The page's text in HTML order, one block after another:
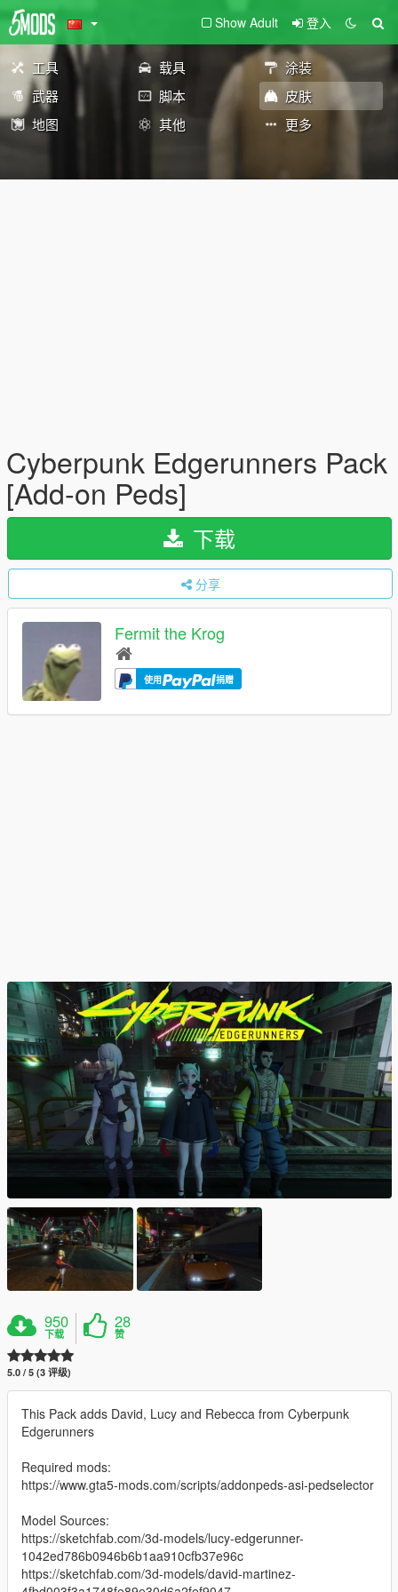
Show Adult 登入
工具 载具
涂装
武器
脚本
皮肤
地图
其他 更多
Cyberpunk Edgerunners Pack
[Add-on Peds]
下载
分享
Fermit the Krog
使用 捐赠
950
下载
28
赞
5.0 / 5 (3 评级)
This Pack adds David, Lucy and Rebecca from Cyberpunk
Edgerunners
Required mods:
https://www.gta5-mods.com/scripts/addonpeds-asi-pedselector
Model Sources:
https://sketchfab.com/3d-models/lucy-edgerunner-
1042ed786b0946b6b1aa910cfb37e96c
https://sketchfab.com/3d-models/david-martinez-